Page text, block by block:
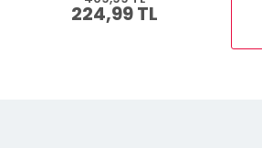
224,99 TL